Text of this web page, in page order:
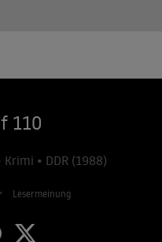
110
Krimi • DDR (1988)
Lesermeinung